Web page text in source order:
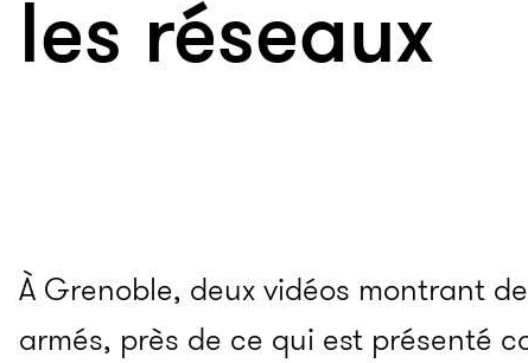
les réseaux
À Grenoble, deux vidéos montrant
armés, près de ce qui est présenté